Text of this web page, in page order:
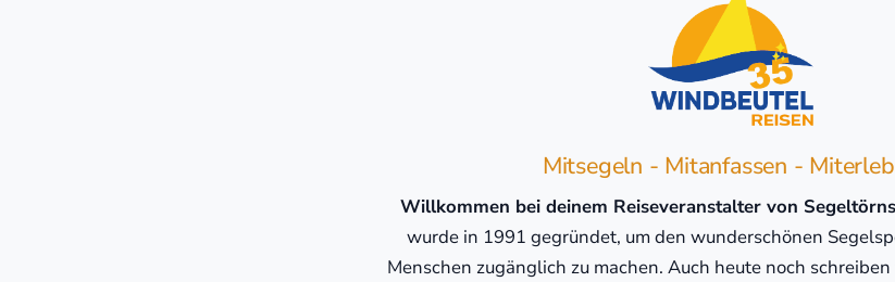
Mitsegeln - Mitanfassen -
Willkommen bei deinem Reiseveranstalter von Segeltörns
wurde in 1991 gegründet, um den wunderschönen
Menschen zugänglich zu machen. Auch heute noch